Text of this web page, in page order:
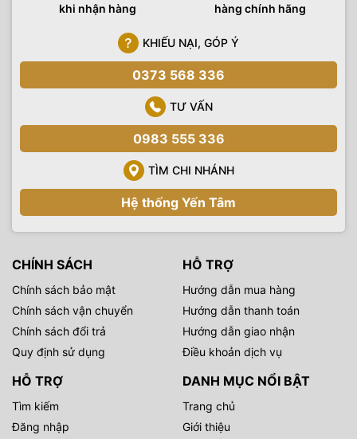
khi nhận hàng
hàng chính hãng
KHIẾU NẠI, GÓP Ý
0373 568 336
TƯ VẤN
0983 555 336
TÌM CHI NHÁNH
Hệ thống Yến Tâm
CHÍNH SÁCH
Chính sách bảo mật
Chính sách vận chuyển
Chính sách đổi trả
Quy định sử dụng
HỖ TRỢ
Hướng dẫn mua hàng
Hướng dẫn thanh toán
Hướng dẫn giao nhận
Điều khoản dịch vụ
HỖ TRỢ
Tìm kiếm
Đăng nhập
DANH MỤC NỔI BẬT
Trang chủ
Giới thiệu